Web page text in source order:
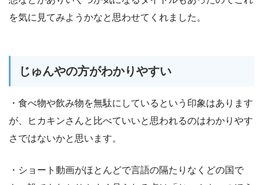
を気に見てみようかなと思わせてくれました。
じゅんやの方がわかりやすい
・食べ物や飲み物を無駄にしているという印象はあります
が、ヒカキンさんと比べていいと思われるのはわかりやす
さではないかと思います。
・ショート動画がほとんどで言語の隔たりなくどの国で